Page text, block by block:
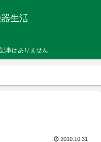
生活
事はありません
2010.10.31